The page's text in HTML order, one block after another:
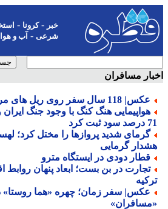
-کرونا-استخدام
شرعی-آب و هوا-
مسافران
عکس| 118 سال سفر روی ریل های مرتفع
هواپیمایی هنگ کنگ با وجود جنگ ایران
گرمای شدید پروازها را مختل کرد؛
گرمایی
قطار دودی در ایستگاه مترو
تجارت در بن بست؛ ابعاد پنهان روابط